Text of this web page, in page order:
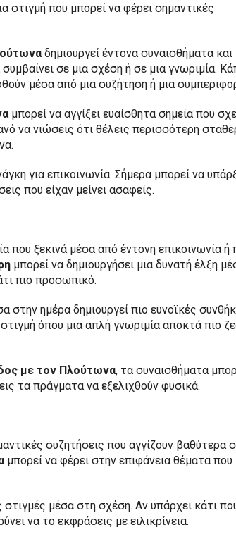
στιγμή που μπορεί να φέρει σημαντικές
δημιουργεί έντονα συναισθήματα
σε μια σχέση ή σε μια γνωριμία.
μέσα από μια συζήτηση ή μια
μπορεί να αγγίξει ευαίσθητα σημεία που
να νιώσεις ότι θέλεις περισσότερη
για επικοινωνία. Σήμερα μπορεί να
που είχαν μείνει ασαφείς.
που ξεκινά μέσα από έντονη επικοινωνία ή
μπορεί να δημιουργήσει μια δυνατή έλξη
πιο προσωπικό.
στην ημέρα δημιουργεί πιο ευνοϊκές
όπου μια απλή γνωριμία αποκτά πιο
με τον Πλούτωνα, τα συναισθήματα
τα πράγματα να εξελιχθούν φυσικά.
συζητήσεις που αγγίζουν βαθύτερα
μπορεί να φέρει στην επιφάνεια θέματα
μέσα στη σχέση. Αν υπάρχει κάτι
να το εκφράσεις με ειλικρίνεια.